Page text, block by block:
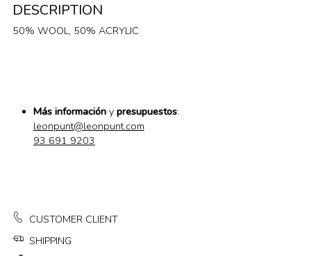
DESCRIPTION
50% WOOL, 50% ACRYLIC
Más informacióny presupuestos:
leonpunt@leonpunt.com
93 691 9203
CUSTOMER CLIENT
SHIPPING